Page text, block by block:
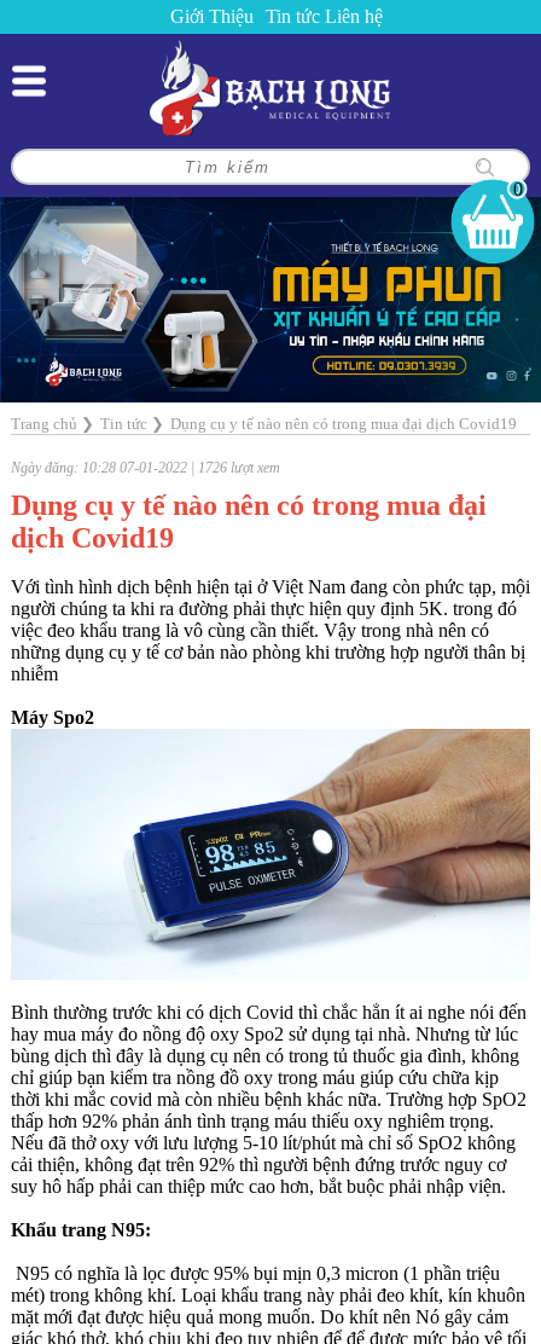
Giới Thiệu Tin tức Liên hệ
0
Trang chủ ❯ Tin tức ❯ Dụng cụ y tế nào nên có trong mua đại dịch Covid19
Ngày đăng: 10:28 07-01-2022 | 1726 lượt xem
Dụng cụ y tế nào nên có trong mua đại
dịch Covid19
Với tình hình dịch bệnh hiện tại ở Việt Nam đang còn phức tạp, mội
người chúng ta khi ra đường phải thực hiện quy định 5K. trong đó
việc đeo khẩu trang là vô cùng cần thiết. Vậy trong nhà nên có
những dụng cụ y tế cơ bản nào phòng khi trường hợp người thân bị
nhiễm
Máy Spo2
Bình thường trước khi có dịch Covid thì chắc hẳn ít ai nghe nói đến
hay mua máy đo nồng độ oxy Spo2 sử dụng tại nhà. Nhưng từ lúc
bùng dịch thì đây là dụng cụ nên có trong tủ thuốc gia đình, không
chỉ giúp bạn kiểm tra nồng đồ oxy trong máu giúp cứu chữa kịp
thời khi mắc covid mà còn nhiều bệnh khác nữa. Trường hợp SpO2
thấp hơn 92% phản ánh tình trạng máu thiếu oxy nghiêm trọng.
Nếu đã thở oxy với lưu lượng 5-10 lít/phút mà chỉ số SpO2 không
cải thiện, không đạt trên 92% thì người bệnh đứng trước nguy cơ
suy hô hấp phải can thiệp mức cao hơn, bắt buộc phải nhập viện.
Khẩu trang N95:
N95 có nghĩa là lọc được 95% bụi mịn 0,3 micron (1 phần triệu
mét) trong không khí. Loại khẩu trang này phải đeo khít, kín khuôn
mặt mới đạt được hiệu quả mong muốn. Do khít nên Nó gây cảm
giác khó thở, khó chịu khi đeo tuy nhiên để để được mức bảo vệ tối